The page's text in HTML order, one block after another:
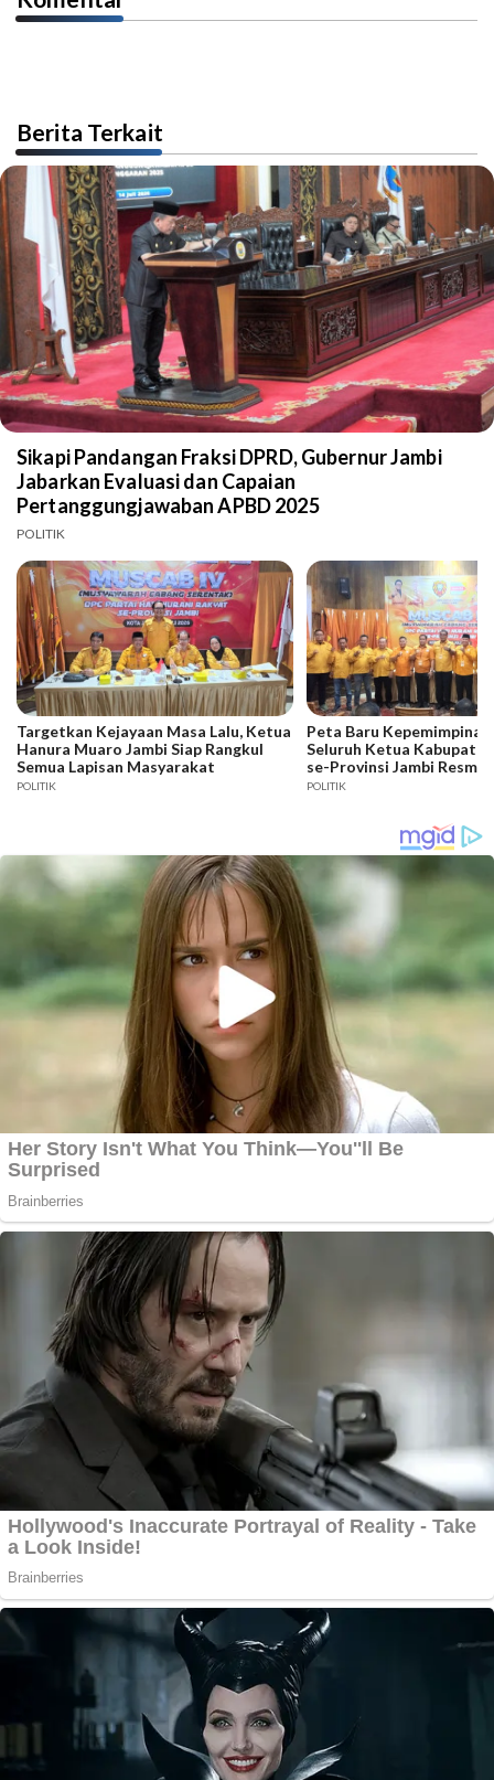
Berita Terkait
Sikapi Pandangan Fraksi DPRD, Gubernur Jambi
Jabarkan Evaluasi dan Capaian
Pertanggungjawaban APBD 2025
POLITIK
Targetkan Kejayaan Masa Lalu, Ketua
Hanura Muaro Jambi Siap Rangkul
Semua Lapisan Masyarakat
POLITIK
Peta Baru Kepemimpinan
Seluruh Ketua
se-Provinsi Jambi Resmi
POLITIK